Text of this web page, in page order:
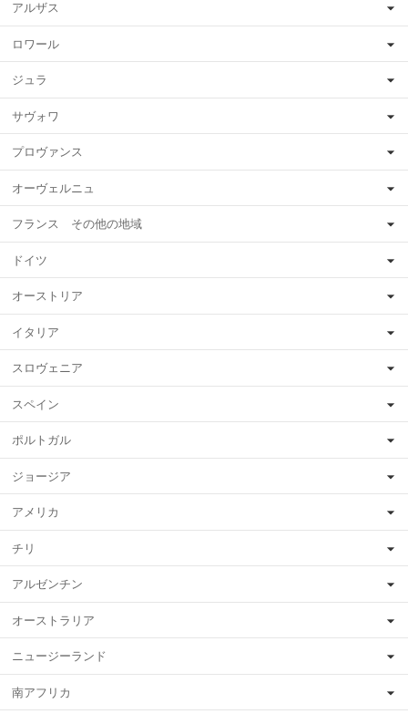
アルザス
ロワール
ジュラ
サヴォワ
プロヴァンス
オーヴェルニュ
フランス その他の地域
ドイツ
オーストリア
イタリア
スロヴェニア
スペイン
ポルトガル
ジョージア
アメリカ
チリ
アルゼンチン
オーストラリア
ニュージーランド
南アフリカ